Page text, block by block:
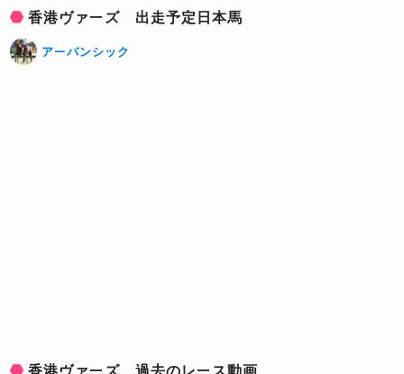
香港ヴァーズ 出走予定日本馬
アーバンシック